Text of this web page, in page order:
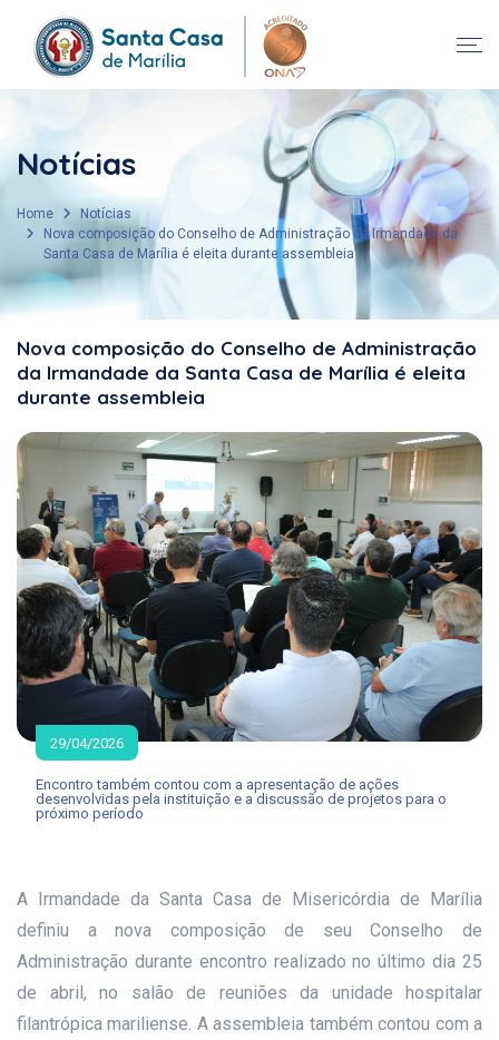
Notícias
Home
Notícias
Nova composição do Conselho de Administração da Irmandade da
Santa Casa de Marília é eleita durante assembleia
Nova composição do Conselho de Administração
da Irmandade da Santa Casa de Marília é eleita
durante assembleia
29/04/2026
Encontro também contou com a apresentação de ações
desenvolvidas pela instituição e a discussão de projetos para o
próximo período
A Irmandade da Santa Casa de Misericórdia de Marília
definiu a nova composição de seu Conselho de
Administração durante encontro realizado no último dia 25
de abril, no salão de reuniões da unidade hospitalar
filantrópica mariliense. A assembleia também contou com a